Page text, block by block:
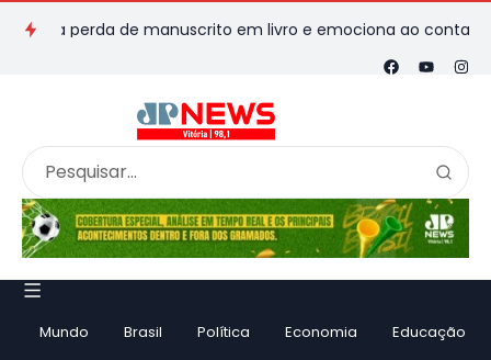
perda de manuscrito em livro e emociona ao contar história
Mundo Brasil Política Economia Educação